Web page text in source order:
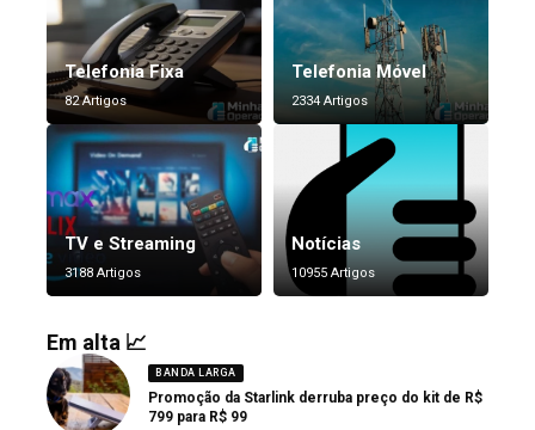
Telefonia Fixa
82 Artigos
Telefonia Móvel
2334 Artigos
TV e Streaming
3188 Artigos
Notícias
10955 Artigos
Em alta 📈
BANDA LARGA
Promoção da Starlink derruba preço do kit de R$
799 para R$ 99